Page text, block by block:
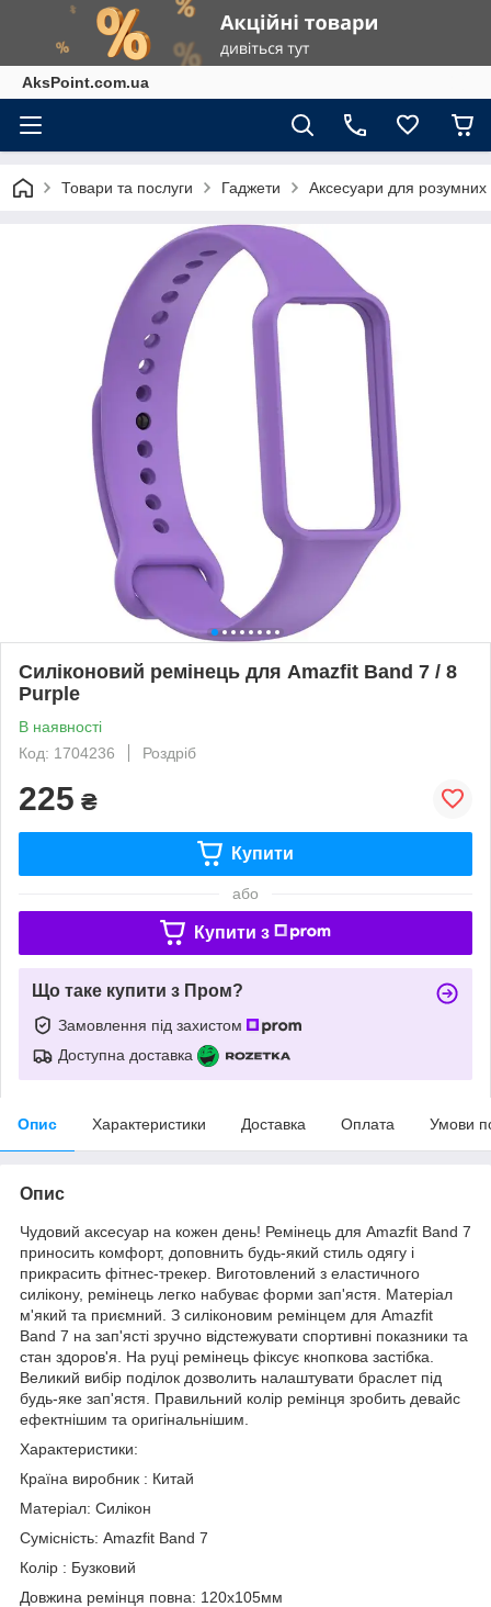
AksPoint.com.ua
Товари та послуги Гаджети Аксесуари для розумних
Силіконовий ремінець для Amazfit Band 7 / 8
Purple
В наявності
Код: 1704236
Роздріб
225 ₴
Купити
або
Купити з
Що таке купити з Пром?
Замовлення під захистом
Доступна доставка
Опис Характеристики Доставка Оплата Умови
Опис
Чудовий аксесуар на кожен день! Ремінець для Amazfit Band 7
приносить комфорт, доповнить будь-який стиль одягу і
прикрасить фітнес-трекер. Виготовлений з еластичного
силікону, ремінець легко набуває форми зап'ястя. Матеріал
м'який та приємний. З силіконовим ремінцем для Amazfit
Band 7 на зап'ясті зручно відстежувати спортивні показники та
стан здоров'я. На руці ремінець фіксує кнопкова застібка.
Великий вибір поділок дозволить налаштувати браслет під
будь-яке зап'ястя. Правильний колір ремінця зробить девайс
ефектнішим та оригінальнішим.
Характеристики:
Країна виробник : Китай
Матеріал: Силікон
Сумісність: Amazfit Band 7
Колір : Бузковий
Довжина ремінця повна: 120х105мм